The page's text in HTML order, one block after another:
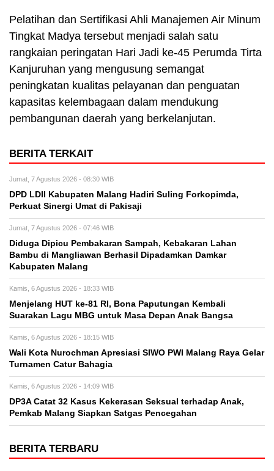
Pelatihan dan Sertifikasi Ahli Manajemen Air Minum
Tingkat Madya tersebut menjadi salah satu
rangkaian peringatan Hari Jadi ke-45 Perumda Tirta
Kanjuruhan yang mengusung semangat
peningkatan kualitas pelayanan dan penguatan
kapasitas kelembagaan dalam mendukung
pembangunan daerah yang berkelanjutan.
BERITA TERKAIT
Jumat, 7 Agustus 2026 - 08:30 WIB
DPD LDII Kabupaten Malang Hadiri Suling Forkopimda,
Perkuat Sinergi Umat di Pakisaji
Jumat, 7 Agustus 2026 - 07:46 WIB
Diduga Dipicu Pembakaran Sampah, Kebakaran Lahan
Bambu di Mangliawan Berhasil Dipadamkan Damkar
Kabupaten Malang
Kamis, 6 Agustus 2026 - 18:33 WIB
Menjelang HUT ke-81 RI, Bona Paputungan Kembali
Suarakan Lagu MBG untuk Masa Depan Anak Bangsa
Kamis, 6 Agustus 2026 - 18:15 WIB
Wali Kota Nurochman Apresiasi SIWO PWI Malang Raya Gelar
Turnamen Catur Bahagia
Kamis, 6 Agustus 2026 - 14:09 WIB
DP3A Catat 32 Kasus Kekerasan Seksual terhadap Anak,
Pemkab Malang Siapkan Satgas Pencegahan
BERITA TERBARU